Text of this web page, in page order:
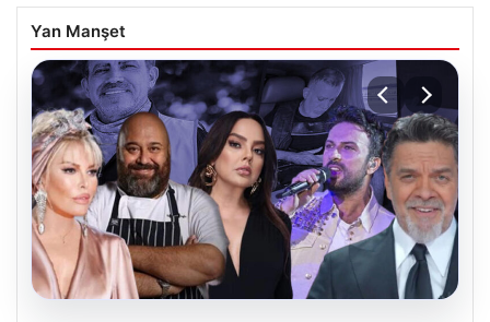
Yan Manşet